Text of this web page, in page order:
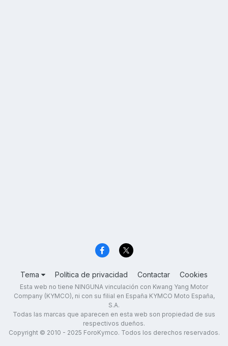
Tema Política de privacidad Contactar Cookies
Esta web no tiene NINGUNA vinculación con Kwang Yang Motor
Company (KYMCO), ni con su filial en España KYMCO Moto España,
S.A.
Todas las marcas que aparecen en esta web son propiedad de sus
respectivos dueños.
Copyright © 2010 - 2025 ForoKymco. Todos los derechos reservados.